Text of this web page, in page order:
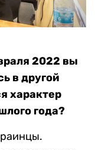
2022 вы
в другой
характер
года?